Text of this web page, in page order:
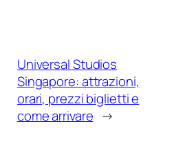
Universal Studios
Singapore: attrazioni,
orari, prezzi biglietti e
come arrivare →